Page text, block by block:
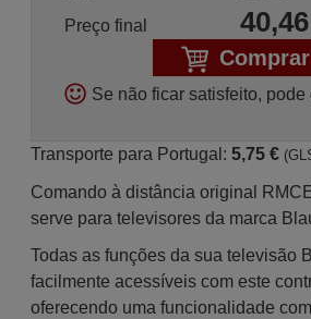
Preço final
40,46
Comprar
Se não ficar satisfeito, pode
Transporte para Portugal: 5,75 €
Comando à distância original
serve para televisores da marca
Todas as funções da sua televisão
facilmente acessíveis com este
oferecendo uma funcionalidade